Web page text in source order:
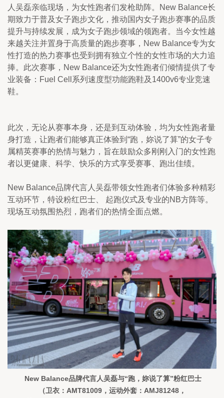
人吴磊亲临现场，为女性跑者们发枪助阵。New Balance长
期致力于普及女子跑步文化，推动国内女子跑步赛事的品质
提升与持续发展，成为女子跑步领域的领跑者。当今女性越
来越关注并置身于高质量的跑步赛事，New Balance专为女
性打造的热力赛事也受到拥有独立个性的女性市场的大力追
捧。此次赛事，New Balance还为女性跑者们倾情提供了专
业装备：Fuel Cell系列速度型功能跑鞋及1400v6专业竞速
鞋。
此次，无论从赛事本身，还是到互动体验，均为女性跑者量
身打造，让跑者们能够真正体验到“跑，妳说了算”的女子专
属精英赛事的热情与魅力，旨在鼓励众多刚刚入门的女性跑
者以更健康、科学、快乐的方式享受赛事、跑出佳绩。
New Balance品牌代言人吴磊带领女性跑者们体验多种精彩
互动环节，特设粉红巴士、 起跑仪式及专业的NB方阵等。
现场互动氛围热烈，跑者们的热情全面点燃。
New Balance品牌代言人吴磊与“跑，妳说了算”粉红巴士
（卫衣：AMT81009，运动外套：AMJ81248，